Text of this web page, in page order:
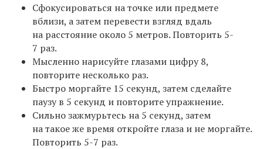
Сфокусироваться на точке или предмете
вблизи, а затем перевести взгляд вдаль
на расстояние около 5 метров. Повторить 5-
7 раз.
Мысленно нарисуйте глазами цифру 8,
повторите несколько раз.
Быстро моргайте 15 секунд, затем сделайте
паузу в 5 секунд и повторите упражнение.
Сильно зажмурьтесь на 5 секунд, затем
на такое же время откройте глаза и не моргайте.
Повторить 5-7 раз.